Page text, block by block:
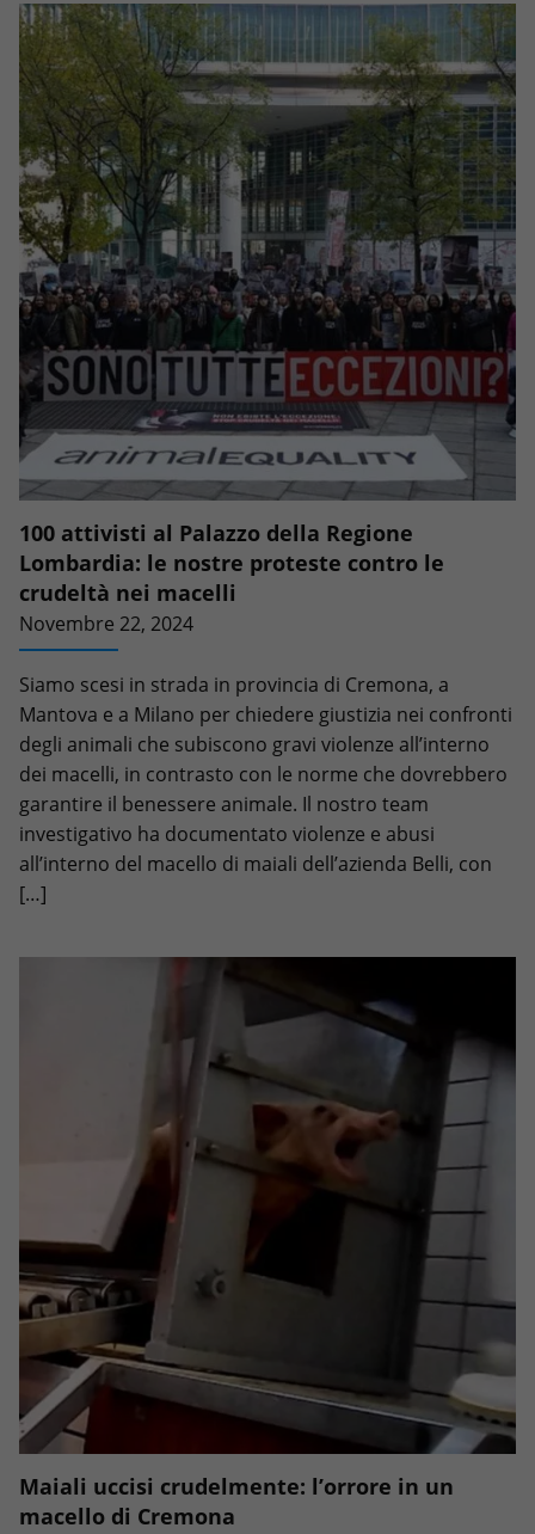
100 attivisti al Palazzo della Regione
Lombardia: le nostre proteste contro le
crudeltà nei macelli
Novembre 22, 2024
Siamo scesi in strada in provincia di Cremona, a
Mantova e a Milano per chiedere giustizia nei confronti
degli animali che subiscono gravi violenze all’interno
dei macelli, in contrasto con le norme che dovrebbero
garantire il benessere animale. Il nostro team
investigativo ha documentato violenze e abusi
all’interno del macello di maiali dell’azienda Belli, con
[…]
Maiali uccisi crudelmente: l’orrore in un
macello di Cremona